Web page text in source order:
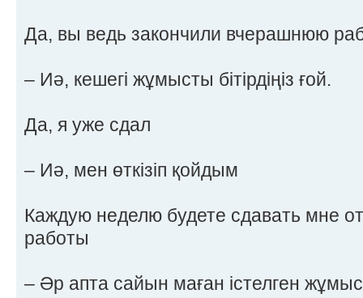
Да, вы ведь закончили вчерашнюю
– Иә, кешегі жұмысты бітірдіңіз ғой.
Да, я уже сдал
– Иә, мен өткізіп қойдым
Каждую неделю будете сдавать мне
работы
– Әр апта сайын маған істелген жұмыс